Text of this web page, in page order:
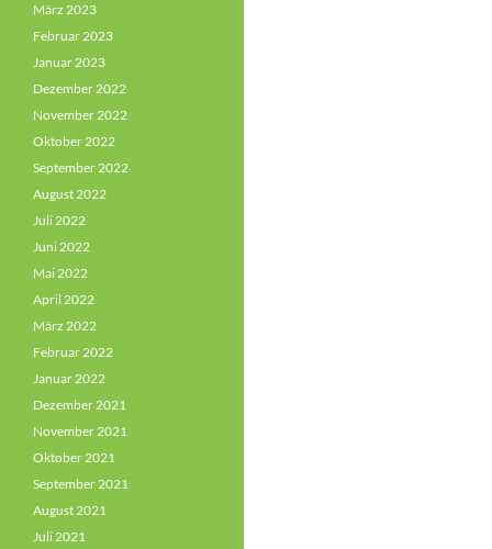
März 2023
Februar 2023
Januar 2023
Dezember 2022
November 2022
Oktober 2022
September 2022
August 2022
Juli 2022
Juni 2022
Mai 2022
April 2022
März 2022
Februar 2022
Januar 2022
Dezember 2021
November 2021
Oktober 2021
September 2021
August 2021
Juli 2021